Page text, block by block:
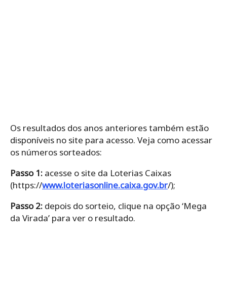
Os resultados dos anos anteriores também estão
disponíveis no site para acesso. Veja como acessar
os números sorteados:
Passo 1: acesse o site da Loterias Caixas
(https://www.loteriasonline.caixa.gov.br/);
Passo 2: depois do sorteio, clique na opção ‘Mega
da Virada’ para ver o resultado.